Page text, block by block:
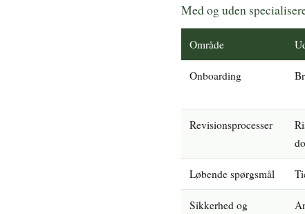
Med og uden
Område
Onboarding
Revisionsprocesser
Løbende spørgsmål
Sikkerhed og